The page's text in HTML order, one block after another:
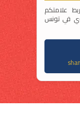
علامتكم
في تونس